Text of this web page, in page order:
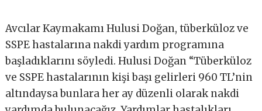
Avcılar Kaymakamı Hulusi Doğan, tüberküloz ve
SSPE hastalarına nakdi yardım programına
başladıklarını söyledi. Hulusi Doğan “Tüberküloz
ve SSPE hastalarının kişi başı gelirleri 960 TL’nin
altındaysa bunlara her ay düzenli olarak nakdi